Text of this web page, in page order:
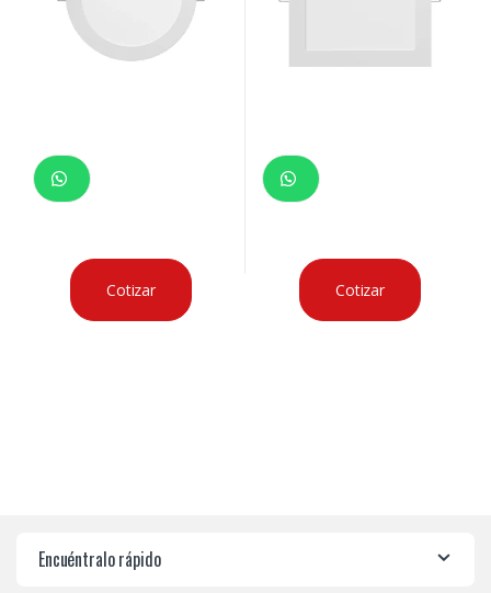
Cotizar Cotizar
Encuéntralo rápido